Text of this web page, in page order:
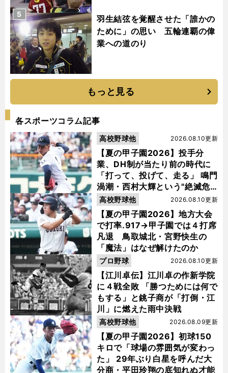
羽生結弦を覚醒させた「誰かの
ために」の思い 五輪連覇の偉
業への道のり
5
もっと見る
各スポーツコラム記事
【夏の甲子園2026】投手分
業、DH制が当たり前の時代に
「打って、投げて、走る」 鳴門
渦潮・西村大輝という"絶滅危
惧種"
2026.08.10更新
高校野球他
【夏の甲子園2026】地方大会
で打率.917→甲子園では４打席
凡退 鳥取城北・宮野快生の
「魔法」はなぜ解けたのか
2026.08.10更新
高校野球他
【江川卓伝】江川卓の作新学院
に４戦全敗 「勝つためには何で
もする」と銚子商が「打倒・江
川」に燃えた雨中決戦
2026.08.10更新
プロ野球
【夏の甲子園2026】初球150
キロで「球場の雰囲気が変わっ
た」 29年ぶり白星を呼んだ大
分商・平田玲翔の底知れぬ才能
2026.08.09更新
高校野球他